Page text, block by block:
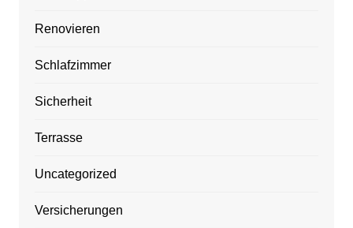
Renovieren
Schlafzimmer
Sicherheit
Terrasse
Uncategorized
Versicherungen